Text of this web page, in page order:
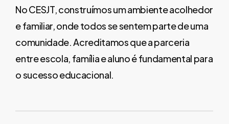
No CESJT, construímos um ambiente acolhedor
e familiar, onde todos se sentem parte de uma
comunidade. Acreditamos que a parceria
entre escola, família e aluno é fundamental para
o sucesso educacional.